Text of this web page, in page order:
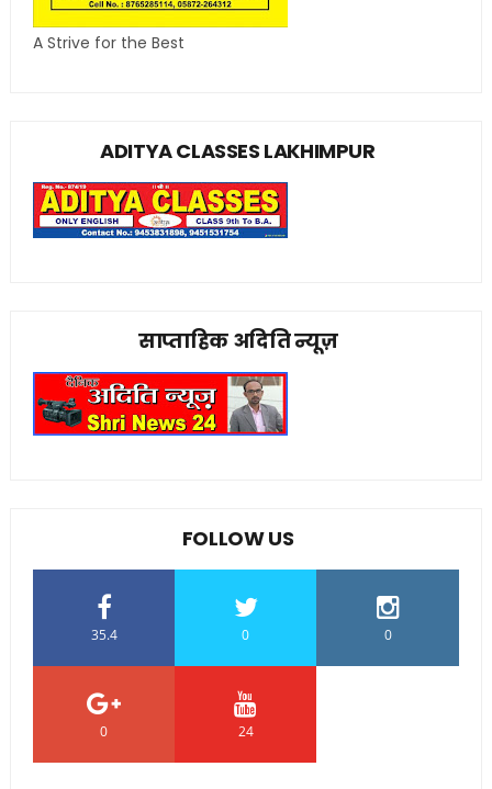
A Strive for the Best
ADITYA CLASSES LAKHIMPUR
साप्ताहिक अदिति न्यूज़
FOLLOW US
35.4 0 0
0 24